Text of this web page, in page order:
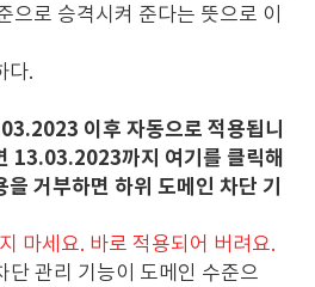
으로 승격시켜 준다는 뜻으로 이
다.
이후 자동으로 적용됩니
13.03.2023까지 여기를 클릭해
거부하면 하위 도메인 차단 기
마세요. 바로 적용되어 버려요.
단 관리 기능이 도메인 수준으